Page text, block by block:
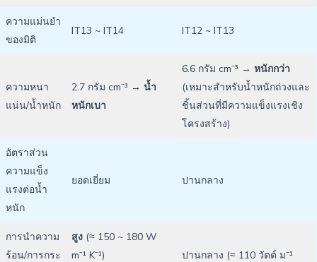
ความแม่นยำ
ของมิติ
IT13 ~ IT14 IT12 ~ IT13
ความหนา
แน่น/น้ำหนัก
2.7 กรัม cm⁻³ → น้ำ
หนักเบา
6.6 กรัม cm⁻³ → หนักกว่า
(เหมาะสำหรับน้ำหนักถ่วงและ
ชิ้นส่วนที่มีความแข็งแรงเชิง
โครงสร้าง)
อัตราส่วน
ความแข็ง
แรงต่อน้ำ
หนัก
ยอดเยี่ยม ปานกลาง
การนำความ
ร้อน/การกระ
สูง (≈ 150 ~ 180 W
m⁻¹ K⁻¹)
ปานกลาง (≈ 110 วัตต์ ม⁻¹